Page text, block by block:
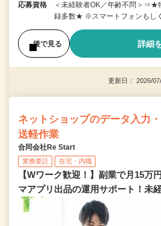
応募資格
＜未経験者OK／年齢不問＞⇒★
録多数★ ※スマートフォンもし
後で見る 詳細
更新日： 2026/
ネットショップのデータ入力
送軽作業
合同会社Re Start
業務委託 在宅・内職
【Wワーク歓迎！】副業で月15万
マアプリ出品の運用サポート！未